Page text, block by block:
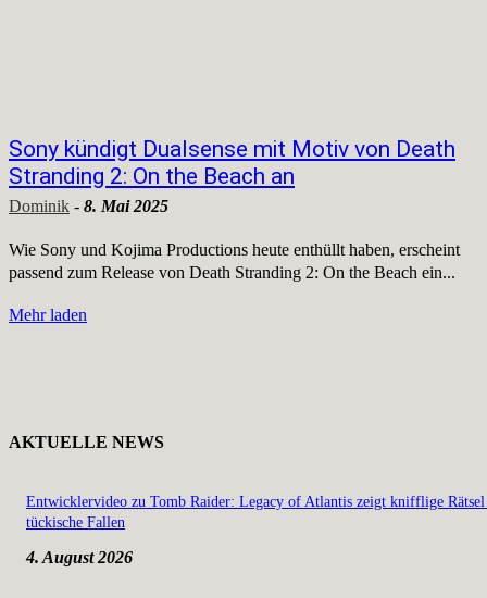
Sony kündigt Dualsense mit Motiv von Death
Stranding 2: On the Beach an
Dominik - 8. Mai 2025
Wie Sony und Kojima Productions heute enthüllt haben, erscheint
passend zum Release von Death Stranding 2: On the Beach ein...
Mehr laden
AKTUELLE NEWS
Entwicklervideo zu Tomb Raider: Legacy of Atlantis zeigt knifflige Rätsel
tückische Fallen
4. August 2026